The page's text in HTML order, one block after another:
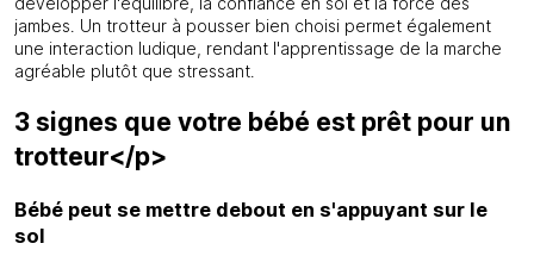
jambes. Un trotteur à pousser bien choisi permet également
une interaction ludique, rendant l'apprentissage de la marche
agréable plutôt que stressant.
3 signes que votre bébé est prêt pour un
trotteur</p>
Bébé peut se mettre debout en s'appuyant sur le
sol